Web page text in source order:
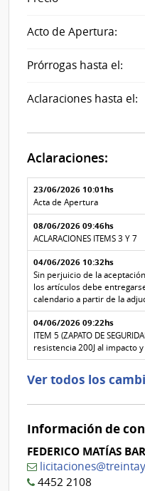
Acto de Apertura:
Prórrogas hasta el:
Aclaraciones hasta el:
Aclaraciones:
Aclaraciones del
Fecha y
texto de
la
aclaración
Archivo
de la
aclaración
23/06/2026 10:01hs
Acta de Apertura
08/06/2026 09:46hs
ACLARACIONES ITEMS 3 Y 7
04/06/2026 10:32hs
Sin perjuicio de la
los artículos debe
calendario a partir de la
04/06/2026 09:22hs
ITEM 5 (ZAPATO DE
resistencia 200J al impacto
Ver todos los
Información de
FEDERICO MATÍAS
4452 2108